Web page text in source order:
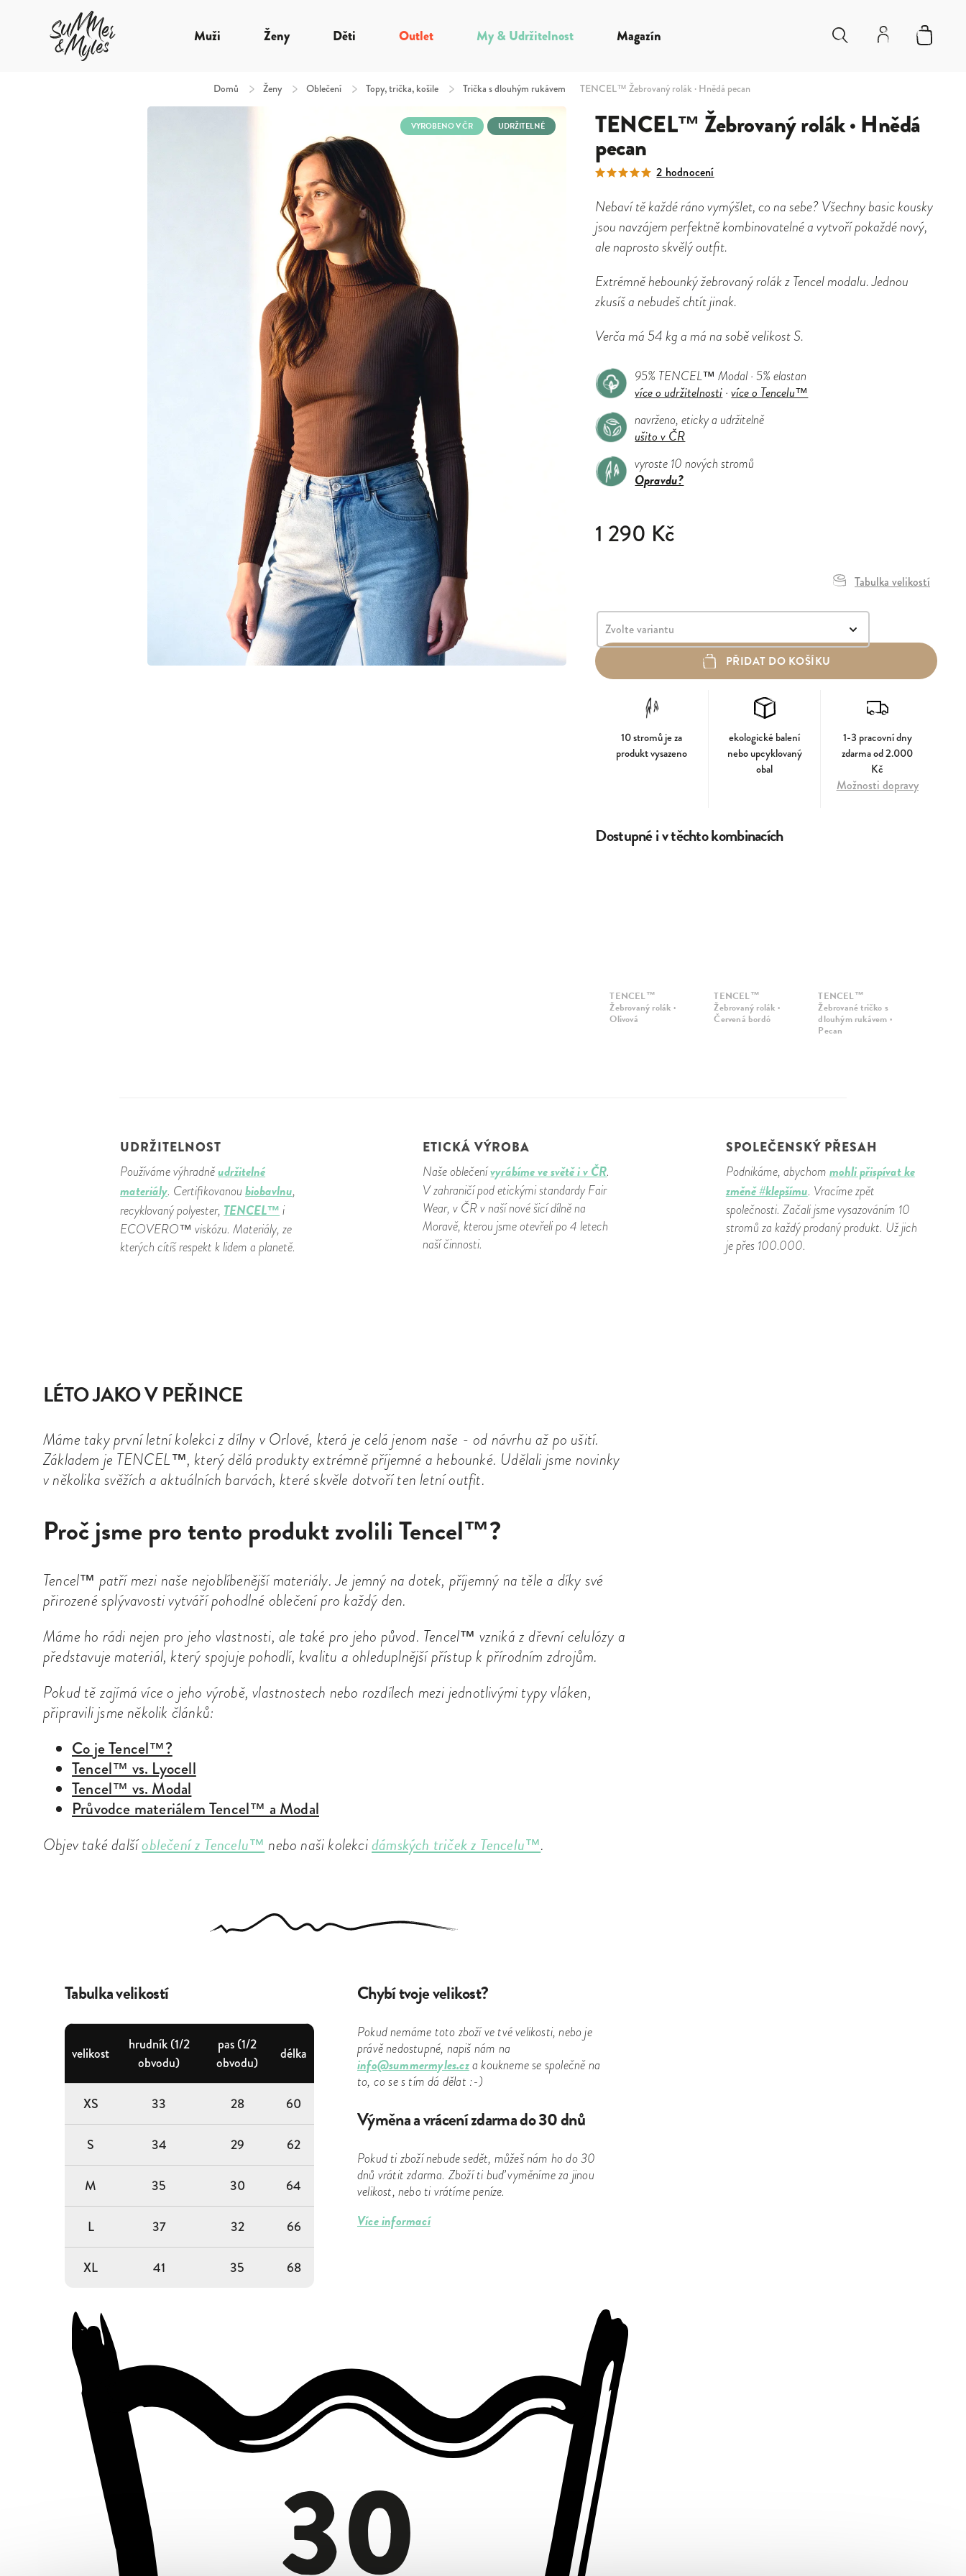
Muži Ženy Děti Outlet My & Udržitelnost Magazín
Domů / Ženy / Oblečení / Topy, trička, košile / Trička s dlouhým rukávem TENCEL™ Žebrovaný rolák · Hnědá pecan
VYROBENO V ČR UDRŽITELNÉ TENCEL™ Žebrovaný rolák · Hnědá
pecan
2 hodnocení
Nebaví tě každé ráno vymýšlet, co na sebe? Všechny basic kousky
jsou navzájem perfektně kombinovatelné a vytvoří pokaždé nový,
ale naprosto skvělý outfit.
Extrémně hebounký žebrovaný rolák z Tencel modalu. Jednou
zkusíš a nebudeš chtít jinak.
Verča má 54 kg a má na sobě velikost S.
95% TENCEL™ Modal · 5% elastan
více o udržitelnosti ·více o Tencelu™
navrženo, eticky a udržitelně
ušito v ČR
vyroste 10 nových stromů
Opravdu?
1 290 Kč
Tabulka velikostí
PŘIDAT DO KOŠÍKU
10 stromů je za
produkt vysazeno
ekologické balení
nebo upcyklovaný
obal
1-3 pracovní dny
zdarma od 2.000
Kč
Možnosti dopravy
Dostupné i v těchto kombinacích
TENCEL™
Žebrovaný rolák ·
Olivová
TENCEL™
Žebrovaný rolák ·
Červená bordó
TENCEL™
Žebrované tričko s
dlouhým rukávem ·
Pecan
UDRŽITELNOST
Používáme výhradněudržitelné
materiály. Certifikovanoubiobavlnu,
recyklovaný polyester, TENCEL™ i
ECOVERO™ viskózu. Materiály, ze
kterých cítíš respekt k lidem a planetě.
ETICKÁ VÝROBA
Naše oblečenívyrábíme ve světě i v ČR.
V zahraničí pod etickými standardy Fair
Wear, v ČR v naší nové šicí dílně na
Moravě, kterou jsme otevřeli po 4 letech
naší činnosti.
SPOLEČENSKÝ PŘESAH
Podnikáme, abychom mohli přispívat ke
změně #klepšímu. Vracíme zpět
společnosti. Začali jsme vysazováním 10
stromů za každý prodaný produkt. Už jich
je přes 100.000.
LÉTO JAKO V PEŘINCE
Máme taky první letní kolekci z dílny v Orlové, která je celá jenom naše - od návrhu až po ušití.
Základem je TENCEL™, který dělá produkty extrémně příjemné a hebounké. Udělali jsme novinky
v několika svěžích a aktuálních barvách, které skvěle dotvoří ten letní outfit.
Proč jsme pro tento produkt zvolili Tencel™?
Tencel™ patří mezi naše nejoblíbenější materiály. Je jemný na dotek, příjemný na těle a díky své
přirozené splývavosti vytváří pohodlné oblečení pro každý den.
Máme ho rádi nejen pro jeho vlastnosti, ale také pro jeho původ. Tencel™ vzniká z dřevní celulózy a
představuje materiál, který spojuje pohodlí, kvalitu a ohleduplnější přístup k přírodním zdrojům.
Pokud tě zajímá více o jeho výrobě, vlastnostech nebo rozdílech mezi jednotlivými typy vláken,
připravili jsme několik článků:
Co je Tencel™?
Tencel™ vs. Lyocell
Tencel™ vs. Modal
Průvodce materiálem Tencel™ a Modal
Objev také dalšíoblečení z Tencelu™ nebo naši kolekcidámských triček z Tencelu™.
Tabulka velikostí
velikost
hrudník (1/2
obvodu)
pas (1/2
obvodu)
délka
XS 33 28 60
S 34 29 62
M 35 30 64
L 37 32 66
XL 41 35 68
Chybí tvoje velikost?
Pokud nemáme toto zboží ve tvé velikosti, nebo je
právě nedostupné, napiš nám na
info@summermyles.cza koukneme se společně na
to, co se s tím dá dělat :-)
Výměna a vrácení zdarma do 30 dnů
Pokud ti zboží nebude sedět, můžeš nám ho do 30
dnů vrátit zdarma. Zboží ti buď vyměníme za jinou
velikost, nebo ti vrátíme peníze.
Více informací